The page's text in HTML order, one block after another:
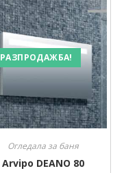
РАЗПРОДАЖБА!
Огледала за баня
Arvipo DEANO 80